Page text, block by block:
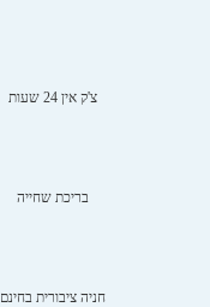
צ'ק אין 24 שעות
בריכת שחייה
חניה ציבורית בחינם